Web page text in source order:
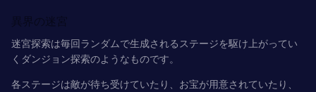
異界の迷宮
迷宮探索は毎回ランダムで生成されるステージを駆け上がってい
く ダンジョン探索のようなものです。
各ステージは敵が待ち受けていたり、お宝が用意されていたり、